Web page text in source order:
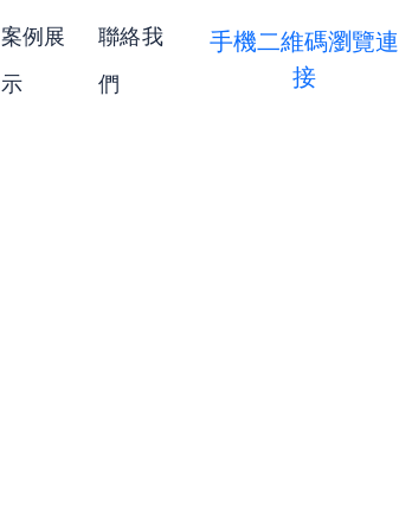
案例展
示
聯絡我
們
手機二維碼瀏覽連
接